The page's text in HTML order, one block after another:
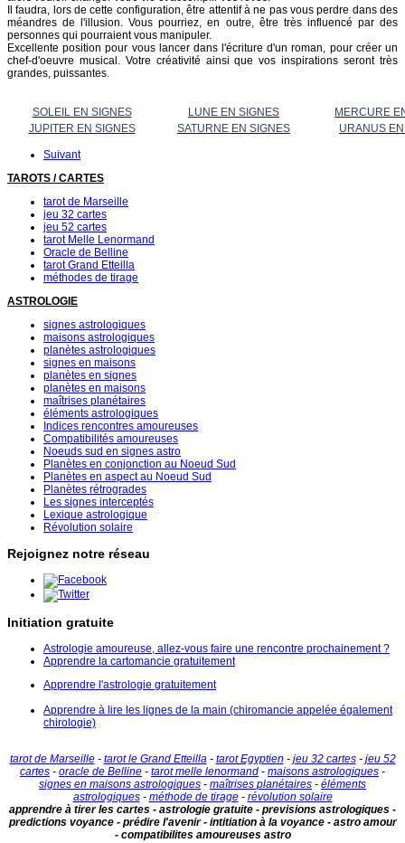
Il faudra, lors de cette configuration, être attentif à ne pas vous perdre dans des
méandres de l'illusion. Vous pourriez, en outre, être très influencé par des
personnes qui pourraient vous manipuler.
Excellente position pour vous lancer dans l'écriture d'un roman, pour créer un
chef-d'oeuvre musical. Votre créativité ainsi que vos inspirations seront très
grandes, puissantes.
SOLEIL EN SIGNES LUNE EN SIGNES
MERCURE
JUPITER EN SIGNES
SATURNE EN SIGNES URANUS
Suivant
TAROTS / CARTES
tarot de Marseille
jeu 32 cartes
jeu 52 cartes
tarot Melle Lenormand
Oracle de Belline
tarot Grand Etteilla
méthodes de tirage
ASTROLOGIE
signes astrologiques
maisons astrologiques
planètes astrologiques
signes en maisons
planètes en signes
planètes en maisons
maîtrises planétaires
éléments astrologiques
Indices rencontres amoureuses
Compatibilités amoureuses
Noeuds sud en signes astro
Planètes en conjonction au Noeud Sud
Planètes en aspect au Noeud Sud
Planètes rétrogrades
Les signes interceptés
Lexique astrologique
Révolution solaire
Rejoignez notre réseau
Initiation gratuite
Astrologie amoureuse, allez-vous faire une rencontre prochainement ?
Apprendre la cartomancie gratuitement
Apprendre l'astrologie gratuitement
Apprendre à lire les lignes de la main (chiromancie appelée également
chirologie)
tarot de Marseille- tarot le Grand Etteilla- tarot Egyptien - jeu 32 cartes- jeu 52
cartes - oracle de Belline - tarot melle lenormand - maisons astrologiques -
signes en maisons astrologiques - maîtrises planétaires - éléments
astrologiques- méthode de tirage- révolution solaire
apprendre à tirer les cartes - astrologie gratuite - previsions astrologiques -
predictions voyance - prédire l'avenir - intitiation à la voyance - astro amour
- compatibilites amoureuses astro